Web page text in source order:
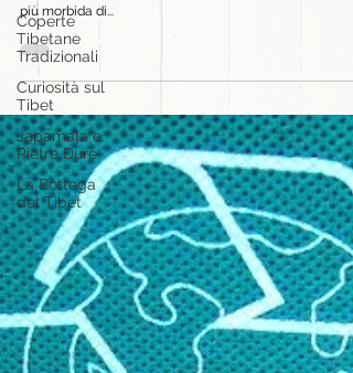
Coperte
Tibetane
Tradizionali
Curiosità sul
Tibet
Japamala e
Pietre Dure
La Bottega
del Tibet
più morbida di...